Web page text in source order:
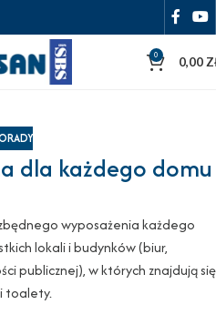
0 0,00
dla każdego domu
wyposażenia każdego
lokali i budynków (biur,
publicznej), w których znajdują się
toalety.